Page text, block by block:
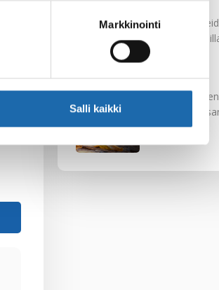
Markkinointi
Salli kaikki
Softcare
30.10.2024
Tutustu uuteen
10.10.2024